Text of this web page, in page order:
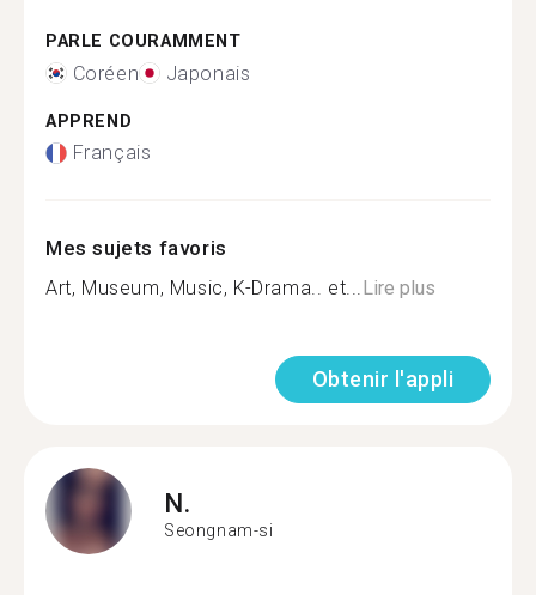
PARLE COURAMMENT
Coréen Japonais
APPREND
Français
Mes sujets favoris
Art, Museum, Music, K-Drama.. et...Lire plus
Obtenir l'appli
N.
Seongnam-si